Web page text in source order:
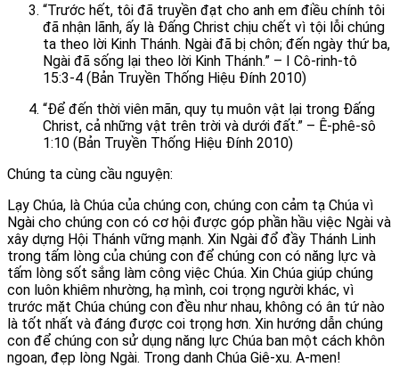
“Trước hết, tôi đã truyền đạt cho anh em điều chính tôi
đã nhận lãnh, ấy là Đấng Christ chịu chết vì tội lỗi chúng
ta theo lời Kinh Thánh. Ngài đã bị chôn; đến ngày thứ ba,
Ngài đã sống lại theo lời Kinh Thánh.” – I Cô-rinh-tô
15:3-4 (Bản Truyền Thống Hiệu Đính 2010)
“Để đến thời viên mãn, quy tụ muôn vật lại trong Đấng
Christ, cả những vật trên trời và dưới đất.” – Ê-phê-sô
1:10 (Bản Truyền Thống Hiệu Đính 2010)
Chúng ta cùng cầu nguyện:
Lạy Chúa, là Chúa của chúng con, chúng con cảm tạ Chúa vì
Ngài cho chúng con có cơ hội được góp phần hầu việc Ngài và
xây dựng Hội Thánh vững mạnh. Xin Ngài đổ đầy Thánh Linh
trong tấm lòng của chúng con để chúng con có năng lực và
tấm lòng sốt sắng làm công việc Chúa. Xin Chúa giúp chúng
con luôn khiêm nhường, hạ mình, coi trọng người khác, vì
trước mặt Chúa chúng con đều như nhau, không có ân tứ nào
là tốt nhất và đáng được coi trọng hơn. Xin hướng dẫn chúng
con để chúng con sử dụng năng lực Chúa ban một cách khôn
ngoan, đẹp lòng Ngài. Trong danh Chúa Giê-xu. A-men!